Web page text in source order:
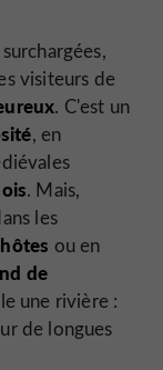
visiteurs de
. C'est un
, en
. Mais,
les
ou en
de
une rivière :
de longues